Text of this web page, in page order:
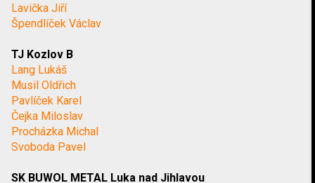
Lavička Jiří
Špendlíček Václav
TJ Kozlov B
Lang Lukáš
Musil Oldřich
Pavlíček Karel
Čejka Miloslav
Procházka Michal
Svoboda Pavel
SK BUWOL METAL Luka nad Jihlavou